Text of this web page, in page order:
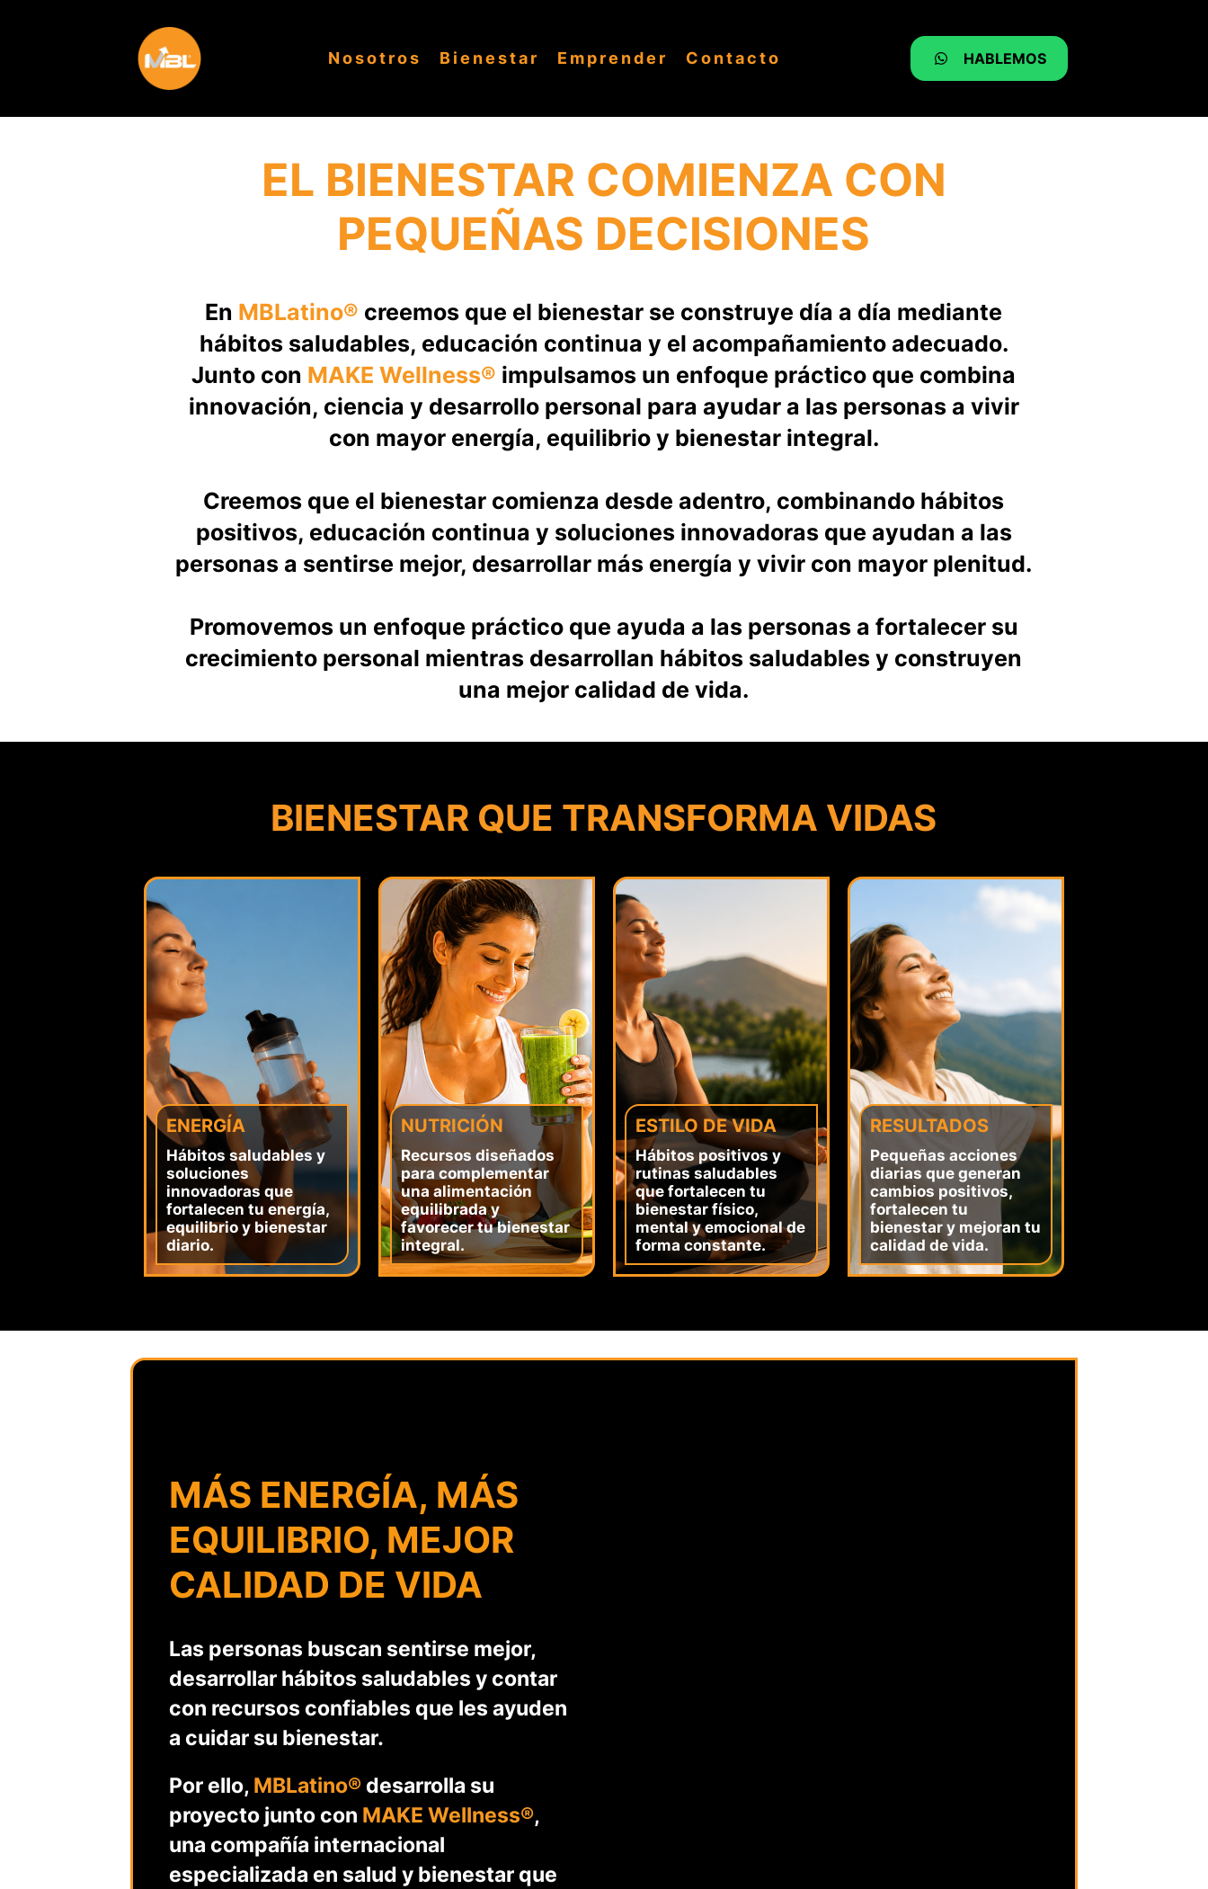
Nosotros Bienestar Emprender Contacto HABLEMOS
EL BIENESTAR COMIENZA CON
PEQUEÑAS DECISIONES
En MBLatino® creemos que el bienestar se construye día a día mediante
hábitos saludables, educación continua y el acompañamiento adecuado.
Junto con MAKE Wellness® impulsamos un enfoque práctico que combina
innovación, ciencia y desarrollo personal para ayudar a las personas a vivir
con mayor energía, equilibrio y bienestar integral.
Creemos que el bienestar comienza desde adentro, combinando hábitos
positivos, educación continua y soluciones innovadoras que ayudan a las
personas a sentirse mejor, desarrollar más energía y vivir con mayor plenitud.
Promovemos un enfoque práctico que ayuda a las personas a fortalecer su
crecimiento personal mientras desarrollan hábitos saludables y construyen
una mejor calidad de vida.
BIENESTAR QUE TRANSFORMA VIDAS
ENERGÍA
Hábitos saludables y
soluciones
innovadoras que
fortalecen tu energía,
equilibrio y bienestar
diario.
NUTRICIÓN
Recursos diseñados
para complementar
una alimentación
equilibrada y
favorecer tu bienestar
integral.
ESTILO DE VIDA
Hábitos positivos y
rutinas saludables
que fortalecen tu
bienestar físico,
mental y emocional de
forma constante.
RESULTADOS
Pequeñas acciones
diarias que generan
cambios positivos,
fortalecen tu
bienestar y mejoran tu
calidad de vida.
MÁS ENERGÍA, MÁS
EQUILIBRIO, MEJOR
CALIDAD DE VIDA
Las personas buscan sentirse mejor,
desarrollar hábitos saludables y contar
con recursos confiables que les ayuden
a cuidar su bienestar.
Por ello, MBLatino® desarrolla su
proyecto junto con MAKE Wellness®,
una compañía internacional
especializada en salud y bienestar que